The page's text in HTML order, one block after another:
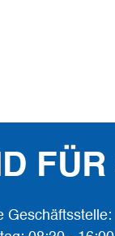
Geschäftsstelle: